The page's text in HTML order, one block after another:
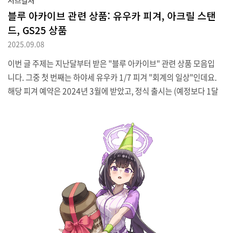
블루 아카이브 관련 상품: 유우카 피겨, 아크릴 스탠
드, GS25 상품
2025.09.08
이번 글 주제는 지난달부터 받은 "블루 아카이브" 관련 상품 모음입
니다. 그중 첫 번째는 하야세 유우카 1/7 피겨 "회계의 일상"인데요.
해당 피겨 예약은 2024년 3월에 받았고, 정식 출시는 (예정보다 1달
체 쿠폰에 플랫폼에서 제공하는 할인쿠폰까지 소개하며 판촉하는 걸
커뮤니티 통해 접하는 바람에 8월 마지막주에 덜컥 구매했습니다. 사
실 발표 당시에도 잘 만든 피겨라 생각하기도 했고, 마침 같은 캐릭터
넨도로이드는 있으니 근처에 스케일 제품을 하나 놔두는 것도 나쁘지
않을 것 같다는 생각을 하며 주문했습니다.혹자는 블루아카 피규어가
너무 다양하게 나오다 보니 '화력'이..